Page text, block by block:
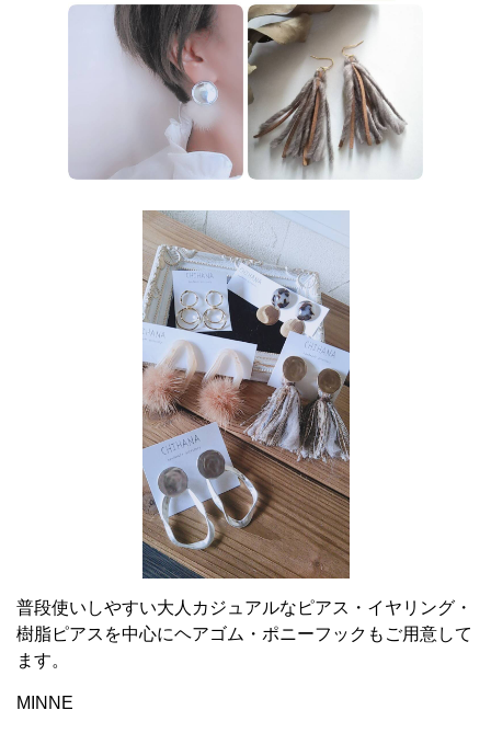
普段使いしやすい大人カジュアルなピアス・イヤリング・
樹脂ピアスを中心にヘアゴム・ポニーフックもご用意して
ます。
MINNE